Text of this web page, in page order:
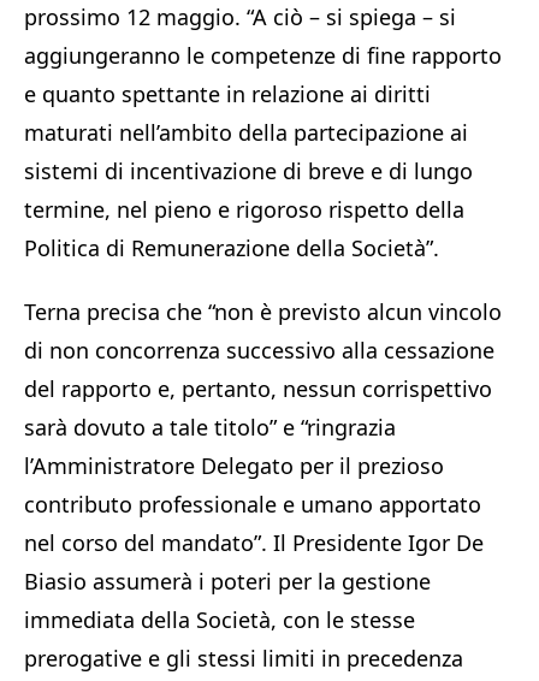
prossimo 12 maggio. “A ciò – si spiega – si
aggiungeranno le competenze di fine rapporto
e quanto spettante in relazione ai diritti
maturati nell’ambito della partecipazione ai
sistemi di incentivazione di breve e di lungo
termine, nel pieno e rigoroso rispetto della
Politica di Remunerazione della Società”.
Terna precisa che “non è previsto alcun vincolo
di non concorrenza successivo alla cessazione
del rapporto e, pertanto, nessun corrispettivo
sarà dovuto a tale titolo” e “ringrazia
l’Amministratore Delegato per il prezioso
contributo professionale e umano apportato
nel corso del mandato”. Il Presidente Igor De
Biasio assumerà i poteri per la gestione
immediata della Società, con le stesse
prerogative e gli stessi limiti in precedenza